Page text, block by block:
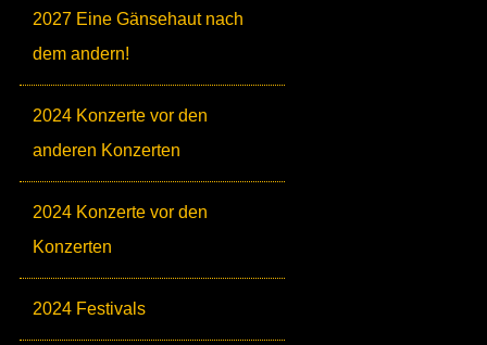
2027 Eine Gänsehaut nach
dem andern!
2024 Konzerte vor den
anderen Konzerten
2024 Konzerte vor den
Konzerten
2024 Festivals